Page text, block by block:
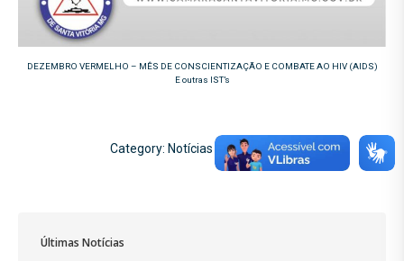
DEZEMBRO VERMELHO – MÊS DE CONSCIENTIZAÇÃO E COMBATE AO HIV (AIDS)
E outras IST’s
Category: Notícias 01/12/2022
Últimas Notícias